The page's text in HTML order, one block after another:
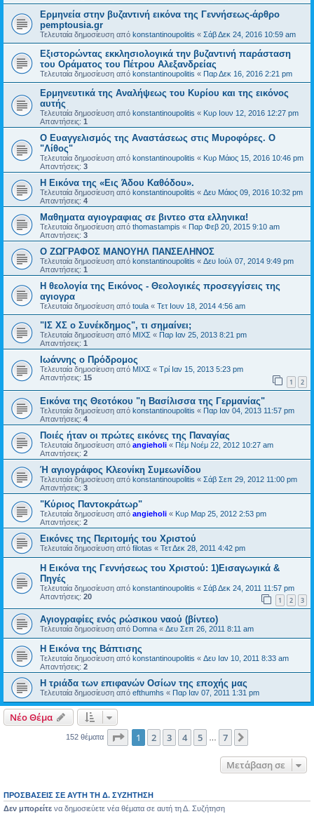
Ερμηνεία στην βυζαντινή εικόνα της Γεννήσεως-άρθρο
pemptousia.gr
Τελευταία δημοσίευση από konstantinoupolitis « Σάβ Δεκ 24, 2016 10:59 am
Εξιστορώντας εκκλησιολογικά την βυζαντινή παράσταση
του Οράματος του Πέτρου Αλεξανδρείας
Τελευταία δημοσίευση από konstantinoupolitis « Παρ Δεκ 16, 2016 2:21 pm
Ερμηνευτικά της Αναλήψεως του Κυρίου και της εικόνος
αυτής
Τελευταία δημοσίευση από konstantinoupolitis « Κυρ Ιουν 12, 2016 12:27 pm
Απαντήσεις: 1
Ο Ευαγγελισμός της Αναστάσεως στις Μυροφόρες. Ο
"Λίθος"
Τελευταία δημοσίευση από konstantinoupolitis « Κυρ Μάιος 15, 2016 10:46 pm
Απαντήσεις: 3
Η Εικόνα της «Εις Άδου Καθόδου».
Τελευταία δημοσίευση από konstantinoupolitis « Δευ Μάιος 09, 2016 10:32 pm
Απαντήσεις: 4
Μαθηματα αγιογραφιας σε βιντεο στα ελληνικα!
Τελευταία δημοσίευση από thomastampis « Παρ Φεβ 20, 2015 9:10 am
Απαντήσεις: 3
Ο ΖΩΓΡΑΦΟΣ ΜΑΝΟΥΗΛ ΠΑΝΣΕΛΗΝΟΣ
Τελευταία δημοσίευση από konstantinoupolitis « Δευ Ιούλ 07, 2014 9:49 pm
Απαντήσεις: 1
Η θεολογία της Εικόνος - Θεολογικές προσεγγίσεις της
αγιογρα
Τελευταία δημοσίευση από toula « Τετ Ιουν 18, 2014 4:56 am
"ΙΣ ΧΣ ο Συνέκδημος", τι σημαίνει;
Τελευταία δημοσίευση από ΜΙΧΣ « Παρ Ιαν 25, 2013 8:21 pm
Απαντήσεις: 1
Ιωάννης ο Πρόδρομος
Τελευταία δημοσίευση από ΜΙΧΣ « Τρί Ιαν 15, 2013 5:23 pm
Απαντήσεις: 15 1 2
Εικόνα της Θεοτόκου "η Βασίλισσα της Γερμανίας"
Τελευταία δημοσίευση από konstantinoupolitis « Παρ Ιαν 04, 2013 11:57 pm
Απαντήσεις: 4
Ποιές ήταν οι πρώτες εικόνες της Παναγίας
Τελευταία δημοσίευση από angieholi « Πέμ Νοέμ 22, 2012 10:27 am
Απαντήσεις: 2
Ή αγιογράφος Κλεονίκη Συμεωνίδου
Τελευταία δημοσίευση από konstantinoupolitis « Σάβ Σεπ 29, 2012 11:00 pm
Απαντήσεις: 3
"Κύριος Παντοκράτωρ"
Τελευταία δημοσίευση από angieholi « Κυρ Μαρ 25, 2012 2:53 pm
Απαντήσεις: 2
Εικόνες της Περιτομής του Χριστού
Τελευταία δημοσίευση από filotas « Τετ Δεκ 28, 2011 4:42 pm
Η Εικόνα της Γεννήσεως του Χριστού: 1)Εισαγωγικά &
Πηγές
Τελευταία δημοσίευση από konstantinoupolitis « Σάβ Δεκ 24, 2011 11:57 pm
Απαντήσεις: 20 1 2 3
Αγιογραφίες ενός ρώσικου ναού (βίντεο)
Τελευταία δημοσίευση από Domna « Δευ Σεπ 26, 2011 8:11 am
Η Εικόνα της Βάπτισης
Τελευταία δημοσίευση από konstantinoupolitis « Δευ Ιαν 10, 2011 8:33 am
Απαντήσεις: 2
Η τριάδα των επιφανών Οσίων της εποχής μας
Τελευταία δημοσίευση από efthumhs « Παρ Ιαν 07, 2011 1:31 pm
Νέο Θέμα
152 θέματα Σελίδα από7
1 2 3 4 5 7
Μετάβαση σε
ΠΡΟΣΒΆΣΕΙΣ ΣΕ ΑΥΤΉ ΤΗ Δ. ΣΥΖΉΤΗΣΗ
Δεν μπορείτε να δημοσιεύετε νέα θέματα σε αυτή τη Δ. Συζήτηση